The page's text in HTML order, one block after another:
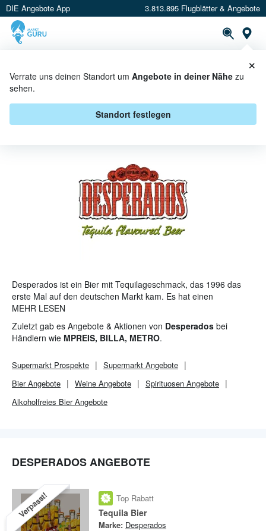
DIE Angebote App 3.813.895 Flugblätter & Angebote
Verrate uns deinen Standort um Angebote in deiner Nähe zu
sehen.
Standort festlegen
×
DESPERADOS ANGEBOTE &
Desperados ist ein Bier mit Tequilageschmack, das 1996 das
erste Mal auf den deutschen Markt kam. Es hat einen
Alkoholgehalt von 5,9 Prozent und erhält seinen typischen
Geschmack durch das Hinzufügen von Tequila-Aromen zu dem
Lagerbier.
MEHR LESEN
Zuletzt gab es Angebote & Aktionen von Desperados bei
Händlern wie MPREIS, BILLA, METRO.
Supermarkt Prospekte Supermarkt Angebote
Bier Angebote
Weine Angebote
Spirituosen Angebote
Alkoholfreies Bier Angebote
DESPERADOS ANGEBOTE
Verpasst! Top Rabatt
Tequila Bier
Marke: Desperados